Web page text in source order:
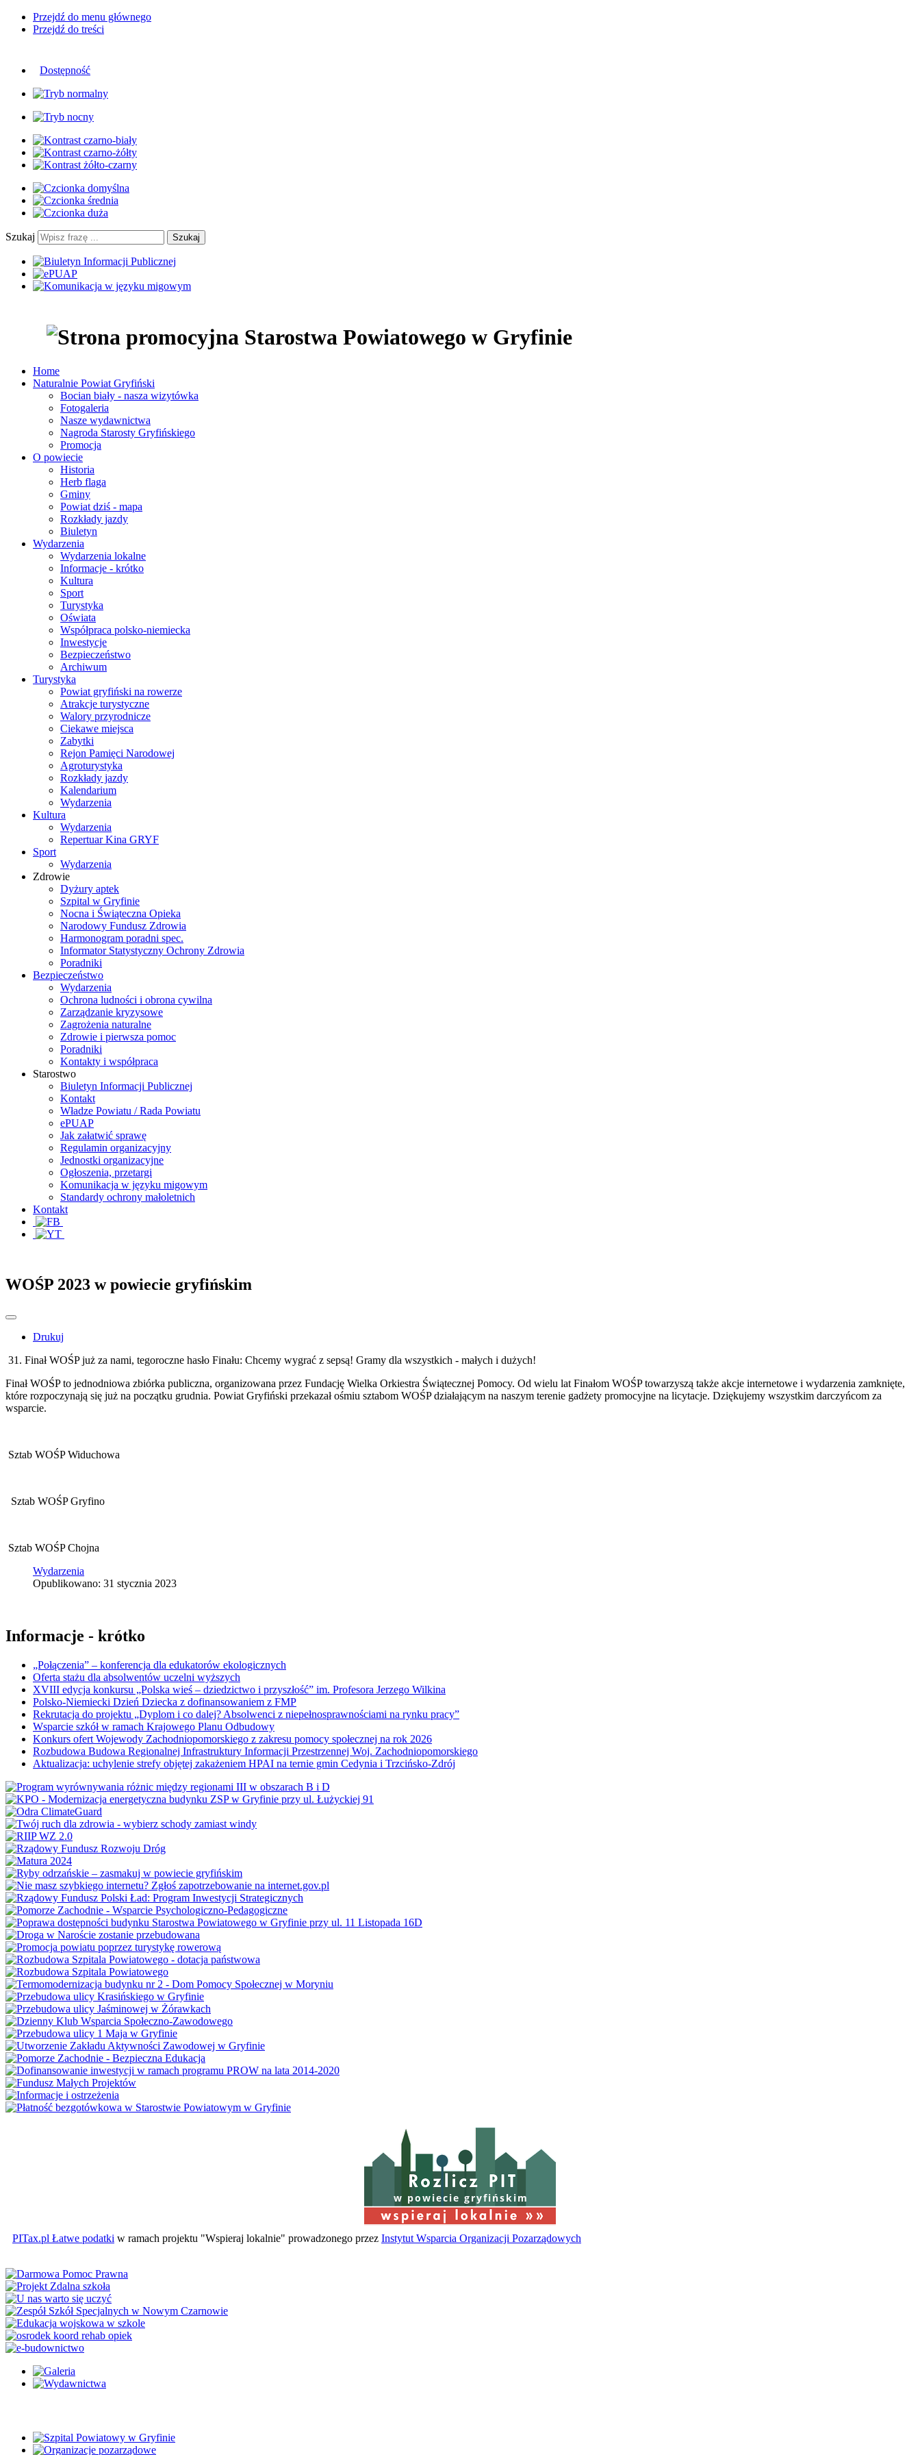
Przejdź do menu głównego
Przejdź do treści
Dostępność
Szukaj Szukaj
Home
Naturalnie Powiat Gryfiński
Bocian biały - nasza wizytówka
Fotogaleria
Nasze wydawnictwa
Nagroda Starosty Gryfińskiego
Promocja
O powiecie
Historia
Herb flaga
Gminy
Powiat dziś - mapa
Rozkłady jazdy
Biuletyn
Wydarzenia
Wydarzenia lokalne
Informacje - krótko
Kultura
Sport
Turystyka
Oświata
Współpraca polsko-niemiecka
Inwestycje
Bezpieczeństwo
Archiwum
Turystyka
Powiat gryfiński na rowerze
Atrakcje turystyczne
Walory przyrodnicze
Ciekawe miejsca
Zabytki
Rejon Pamięci Narodowej
Agroturystyka
Rozkłady jazdy
Kalendarium
Wydarzenia
Kultura
Wydarzenia
Repertuar Kina GRYF
Sport
Wydarzenia
Zdrowie
Dyżury aptek
Szpital w Gryfinie
Nocna i Świąteczna Opieka
Narodowy Fundusz Zdrowia
Harmonogram poradni spec.
Informator Statystyczny Ochrony Zdrowia
Poradniki
Bezpieczeństwo
Wydarzenia
Ochrona ludności i obrona cywilna
Zarządzanie kryzysowe
Zagrożenia naturalne
Zdrowie i pierwsza pomoc
Poradniki
Kontakty i współpraca
Starostwo
Biuletyn Informacji Publicznej
Kontakt
Władze Powiatu / Rada Powiatu
ePUAP
Jak załatwić sprawę
Regulamin organizacyjny
Jednostki organizacyjne
Ogłoszenia, przetargi
Komunikacja w języku migowym
Standardy ochrony małoletnich
Kontakt
WOŚP 2023 w powiecie gryfińskim
Drukuj
31. Finał WOŚP już za nami, tegoroczne hasło Finału: Chcemy wygrać z sepsą! Gramy dla wszystkich - małych i dużych!
Finał WOŚP to jednodniowa zbiórka publiczna, organizowana przez Fundację Wielka Orkiestra Świątecznej Pomocy. Od wielu lat Finałom WOŚP towarzyszą także akcje internetowe i wydarzenia zamknięte,
które rozpoczynają się już na początku grudnia. Powiat Gryfiński przekazał ośmiu sztabom WOŚP działającym na naszym terenie gadżety promocyjne na licytacje. Dziękujemy wszystkim darczyńcom za
wsparcie.
Sztab WOŚP Widuchowa
Sztab WOŚP Gryfino
Sztab WOŚP Chojna
Wydarzenia
Opublikowano: 31 stycznia 2023
Informacje - krótko
„Połączenia” – konferencja dla edukatorów ekologicznych
Oferta stażu dla absolwentów uczelni wyższych
XVIII edycja konkursu „Polska wieś – dziedzictwo i przyszłość” im. Profesora Jerzego Wilkina
Polsko-Niemiecki Dzień Dziecka z dofinansowaniem z FMP
Rekrutacja do projektu „Dyplom i co dalej? Absolwenci z niepełnosprawnościami na rynku pracy”
Wsparcie szkół w ramach Krajowego Planu Odbudowy
Konkurs ofert Wojewody Zachodniopomorskiego z zakresu pomocy społecznej na rok 2026
Rozbudowa Budowa Regionalnej Infrastruktury Informacji Przestrzennej Woj. Zachodniopomorskiego
Aktualizacja: uchylenie strefy objętej zakażeniem HPAI na ternie gmin Cedynia i Trzcińsko-Zdrój
w powiecie gryfińskim
PITax.pl Łatwe podatki w ramach projektu "Wspieraj lokalnie" prowadzonego przez Instytut Wsparcia Organizacji Pozarządowych